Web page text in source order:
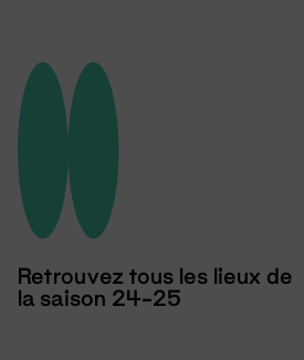
Retrouvez tous les lieux de
la saison 24-25